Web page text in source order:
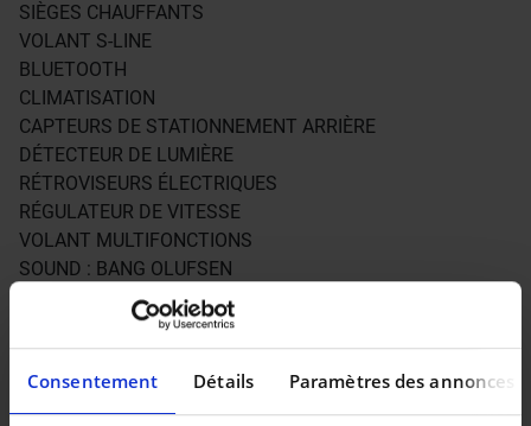
Consentement Détails Paramètres des annonces
SIÈGES CHAUFFANTS
VOLANT S-LINE
BLUETOOTH
CLIMATISATION
CAPTEURS DE STATIONNEMENT ARRIÈRE
DÉTECTEUR DE LUMIÈRE
RÉTROVISEURS ÉLECTRIQUES
RÉGULATEUR DE VITESSE
VOLANT MULTIFONCTIONS
SOUND : BANG OLUFSEN
PRIX : 14.499€
GARANTIE 12 MOIS PIECES ET MAIN D’ŒUVRE